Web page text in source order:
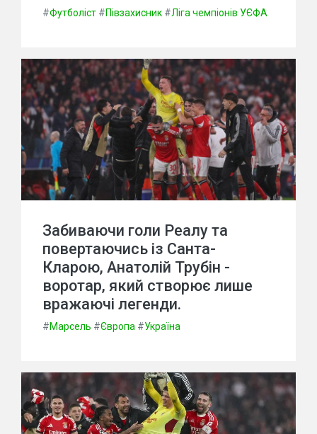
#Футболіст #Півзахисник #Ліга чемпіонів УЄФА
Забиваючи голи Реалу та
повертаючись із Санта-
Кларою, Анатолій Трубін -
воротар, який створює лише
вражаючі легенди.
#Марсель #Європа #Україна